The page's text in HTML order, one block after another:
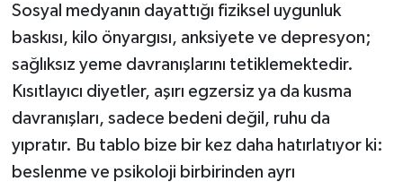
Sosyal medyanın dayattığı fiziksel uygunluk
baskısı, kilo önyargısı, anksiyete ve depresyon;
sağlıksız yeme davranışlarını tetiklemektedir.
Kısıtlayıcı diyetler, aşırı egzersiz ya da kusma
davranışları, sadece bedeni değil, ruhu da
yıpratır. Bu tablo bize bir kez daha hatırlatıyor ki:
beslenme ve psikoloji birbirinden ayrı